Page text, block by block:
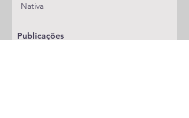
Nativa
Publicações